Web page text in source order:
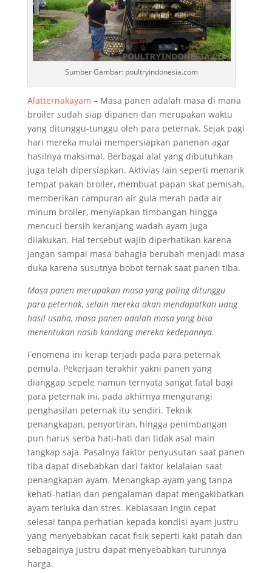
Sumber Gambar: poultryindonesia.com
Alatternakayam – Masa panen adalah masa di mana
broiler sudah siap dipanen dan merupakan waktu
yang ditunggu-tunggu oleh para peternak. Sejak pagi
hari mereka mulai mempersiapkan panenan agar
hasilnya maksimal. Berbagai alat yang dibutuhkan
juga telah dipersiapkan. Aktivias lain seperti menarik
tempat pakan broiler, membuat papan skat pemisah,
memberikan campuran air gula merah pada air
minum broiler, menyiapkan timbangan hingga
mencuci bersih keranjang wadah ayam juga
dilakukan. Hal tersebut wajib diperhatikan karena
jangan sampai masa bahagia berubah menjadi masa
duka karena susutnya bobot ternak saat panen tiba.
Masa panen merupakan masa yang paling ditunggu
para peternak, selain mereka akan mendapatkan uang
hasil usaha, masa panen adalah masa yang bisa
menentukan nasib kandang mereka kedepannya.
Fenomena ini kerap terjadi pada para peternak
pemula. Pekerjaan terakhir yakni panen yang
dianggap sepele namun ternyata sangat fatal bagi
para peternak ini, pada akhirnya mengurangi
penghasilan peternak itu sendiri. Teknik
penangkapan, penyortiran, hingga penimbangan
pun harus serba hati-hati dan tidak asal main
tangkap saja. Pasalnya faktor penyusutan saat panen
tiba dapat disebabkan dari faktor kelalaian saat
penangkapan ayam. Menangkap ayam yang tanpa
kehati-hatian dan pengalaman dapat mengakibatkan
ayam terluka dan stres. Kebiasaan ingin cepat
selesai tanpa perhatian kepada kondisi ayam justru
yang menyebabkan cacat fisik seperti kaki patah dan
sebagainya justru dapat menyebabkan turunnya
harga.